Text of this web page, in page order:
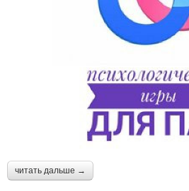
читать дальше →